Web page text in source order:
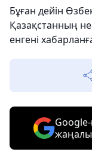
Бұған дейін
Қазақстанның
енгені